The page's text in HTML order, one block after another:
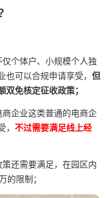
个体户、小规模个人独
可以合规申请享受， 但
免核定征收政策；
企业这类普通的电商企
不过需要满足线上经
还需要满足，在园区内
的限制；